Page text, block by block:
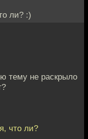
ли? :)
тему не раскрыло
что ли?